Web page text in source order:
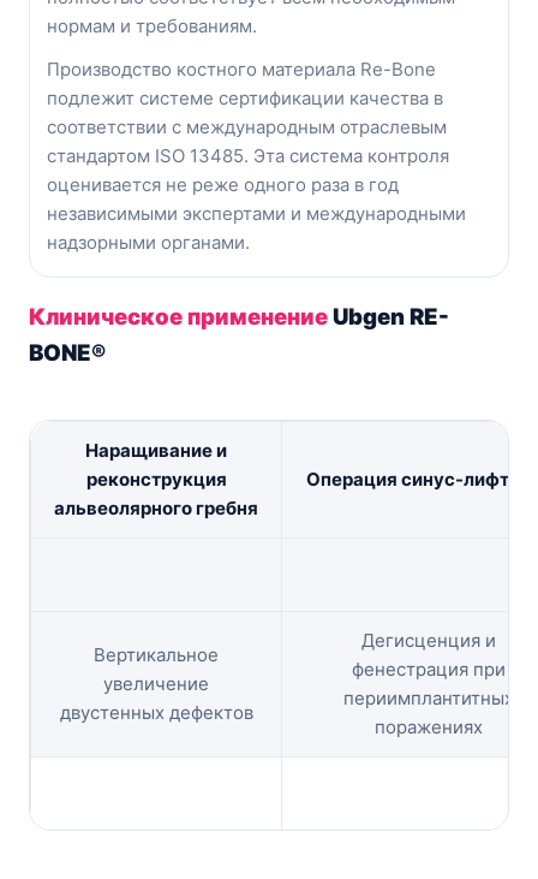
нормам и требованиям.
Производство костного материала Re-Bone
подлежит системе сертификации качества в
соответствии с международным отраслевым
стандартом ISO 13485. Эта система контроля
оценивается не реже одного раза в год
независимыми экспертами и международными
надзорными органами.
Клиническое применениеUbgen RE-
BONE®
Наращивание и
реконструкция
альвеолярного гребня
Операция синус-
Вертикальное
увеличение
двустенных дефектов
Дегисценция и
фенестрация при
периимплантитных
поражениях